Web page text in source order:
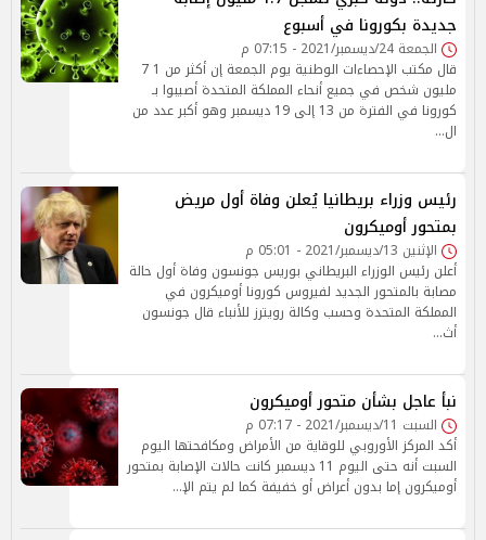
جديدة بكورونا في أسبوع
الجمعة 24/ديسمبر/2021 - 07:15 م
قال مكتب الإحصاءات الوطنية يوم الجمعة إن أكثر من 1 7
مليون شخص في جميع أنحاء المملكة المتحدة أصيبوا بـ
كورونا في الفترة من 13 إلى 19 ديسمبر وهو أكبر عدد من
ال…
رئيس وزراء بريطانيا يُعلن وفاة أول مريض
بمتحور أوميكرون
الإثنين 13/ديسمبر/2021 - 05:01 م
أعلن رئيس الوزراء البريطاني بوريس جونسون وفاة أول حالة
مصابة بالمتحور الجديد لفيروس كورونا أوميكرون في
المملكة المتحدة وحسب وكالة رويترز للأنباء قال جونسون
أث…
نبأ عاجل بشأن متحور أوميكرون
السبت 11/ديسمبر/2021 - 07:17 م
أكد المركز الأوروبي للوقاية من الأمراض ومكافحتها اليوم
السبت أنه حتى اليوم 11 ديسمبر كانت حالات الإصابة بمتحور
أوميكرون إما بدون أعراض أو خفيفة كما لم يتم الإ…